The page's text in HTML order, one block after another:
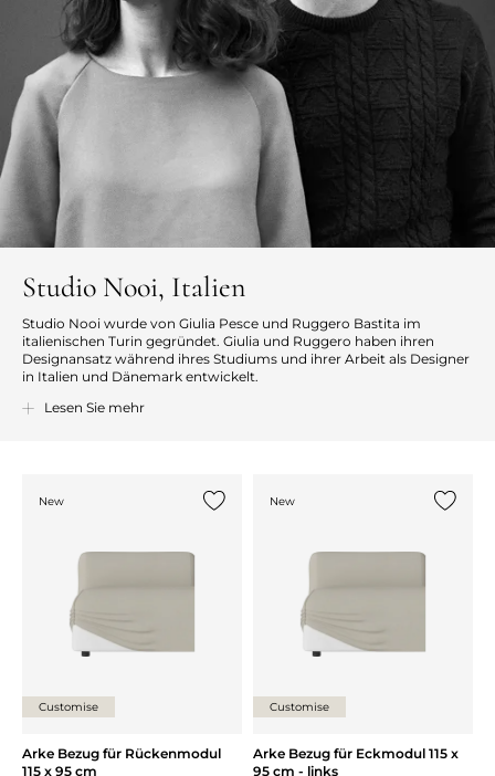
Studio Nooi, Italien
Studio Nooi wurde von Giulia Pesce und Ruggero Bastita im
italienischen Turin gegründet. Giulia und Ruggero haben ihren
Designansatz während ihres Studiums und ihrer Arbeit als Designer
in Italien und Dänemark entwickelt.
Nooi leitet sich vom italienischen Wort „noi“ ab, was „uns“ bedeutet
zwischen Menschen und unterliegen den Einflüssen von
Gesellschaft, Kunst, Natur und dem kulturellen Erbe. Die Designer
Lesen Sie mehr
New
Customise
Arke Bezug für Rückenmodul
115 x 95 cm
New
Customise
Arke Bezug für Eckmodul 115 x
95 cm - links